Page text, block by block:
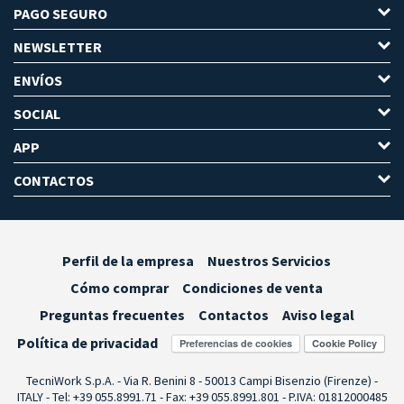
PAGO SEGURO
NEWSLETTER
ENVÍOS
SOCIAL
APP
CONTACTOS
Perfil de la empresa
Nuestros Servicios
Cómo comprar
Condiciones de venta
Preguntas frecuentes
Contactos
Aviso legal
Política de privacidad
Preferencias de cookies
TecniWork S.p.A. - Via R. Benini 8 - 50013 Campi Bisenzio (Firenze) -
ITALY - Tel: +39 055.8991.71 - Fax: +39 055.8991.801 - P.IVA: 01812000485